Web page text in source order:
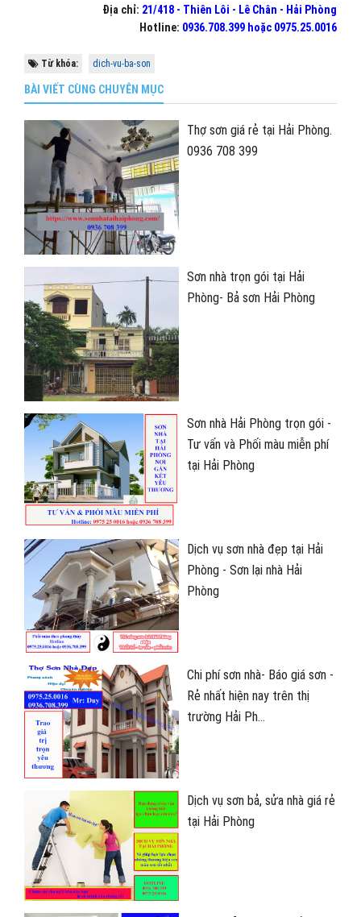
Địa chỉ: 21/418 - Thiên Lôi - Lê Chân - Hải Phòng
Hotline: 0936.708.399 hoặc 0975.25.0016
Từ khóa: dich-vu-ba-son
BÀI VIẾT CÙNG CHUYÊN MỤC
Thợ sơn giá rẻ tại Hải Phòng.
0936 708 399
Sơn nhà trọn gói tại Hải
Phòng- Bả sơn Hải Phòng
Sơn nhà Hải Phòng trọn gói -
Tư vấn và Phối màu miễn phí
tại Hải Phòng
Dịch vụ sơn nhà đẹp tại Hải
Phòng - Sơn lại nhà Hải
Phòng
Chi phí sơn nhà- Báo giá sơn -
Rẻ nhất hiện nay trên thị
trường Hải Ph...
Dịch vụ sơn bả, sửa nhà giá rẻ
tại Hải Phòng